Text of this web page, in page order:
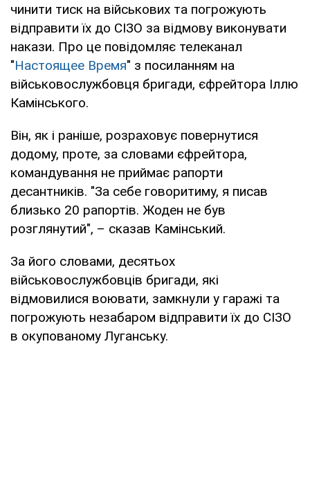
чинити тиск на військових та погрожують
відправити їх до СІЗО за відмову виконувати
накази. Про це повідомляє телеканал
"Настоящее Время" з посиланням на
військовослужбовця бригади, єфрейтора Іллю
Камінського.
Він, як і раніше, розраховує повернутися
додому, проте, за словами єфрейтора,
командування не приймає рапорти
десантників. "За себе говоритиму, я писав
близько 20 рапортів. Жоден не був
розглянутий", – сказав Камінський.
За його словами, десятьох
військовослужбовців бригади, які
відмовилися воювати, замкнули у гаражі та
погрожують незабаром відправити їх до СІЗО
в окупованому Луганську.